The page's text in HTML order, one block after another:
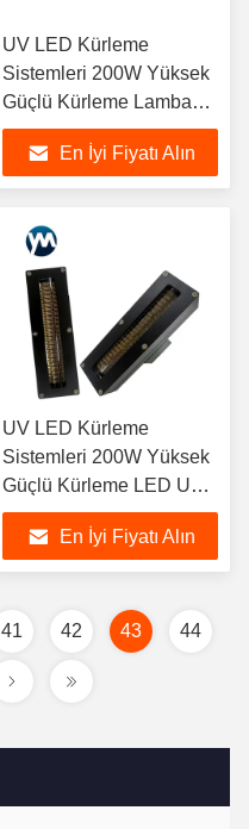
UV LED Kürleme
Sistemleri 200W Yüksek
Güçlü Kürleme Lambası
Ultraviyole Lambalar
Chiller UV Lambası
En İyi Fiyatı Alın
UV LED Kürleme
Sistemleri 200W Yüksek
Güçlü Kürleme LED UV
Su Soğutma
En İyi Fiyatı Alın
41 42 43 44